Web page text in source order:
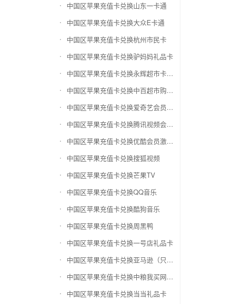
中国区苹果充值卡兑换山东一卡通
中国区苹果充值卡兑换大众E卡通
中国区苹果充值卡兑换杭州市民卡
中国区苹果充值卡兑换驴妈妈礼品卡
中国区苹果充值卡兑换永辉超市卡（限实体卡）
中国区苹果充值卡兑换中百超市购物卡
中国区苹果充值卡兑换爱奇艺会员激活码
中国区苹果充值卡兑换腾讯视频会员激活码
中国区苹果充值卡兑换优酷会员激活码
中国区苹果充值卡兑换搜狐视频
中国区苹果充值卡兑换芒果TV
中国区苹果充值卡兑换QQ音乐
中国区苹果充值卡兑换酷狗音乐
中国区苹果充值卡兑换周黑鸭
中国区苹果充值卡兑换一号店礼品卡
中国区苹果充值卡兑换亚马逊（只要实体卡）
中国区苹果充值卡兑换中粮我买网礼品卡
中国区苹果充值卡兑换当当礼品卡